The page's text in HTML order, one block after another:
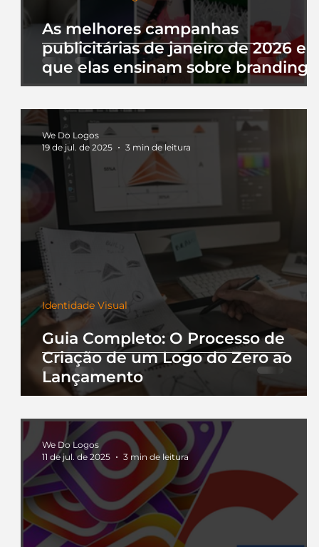
As melhores campanhas
publicitárias de janeiro de 2026 e
que elas ensinam sobre branding
Guia Completo: O Processo de
Criação de um Logo do Zero ao
Lançamento
Identidade Visual
We Do Logos
19 de jul. de 2025
3 min de leitura
We Do Logos
11 de jul. de 2025
3 min de leitura